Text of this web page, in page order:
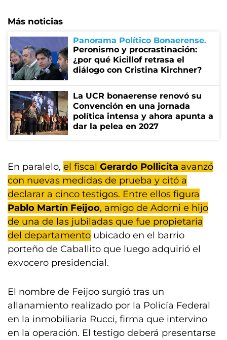
Más noticias
Panorama Político Bonaerense
Peronismo y procrastinación:
¿por qué Kicillof retrasa el
diálogo con Cristina Kirchner?
La UCR bonaerense renovó su
Convención en una jornada
política intensa y ahora apunta a
dar la pelea en 2027
En paralelo, el fiscal Gerardo Pollicita avanzó
con nuevas medidas de prueba y citó a
declarar a cinco testigos. Entre ellos figura
Pablo Martín Feijoo, amigo de Adorni e hijo
de una de las jubiladas que fue propietaria
del departamento ubicado en el barrio
porteño de Caballito que luego adquirió el
exvocero presidencial.
El nombre de Feijoo surgió tras un
allanamiento realizado por la Policía Federal
en la inmobiliaria Rucci, firma que intervino
en la operación. El testigo deberá presentarse